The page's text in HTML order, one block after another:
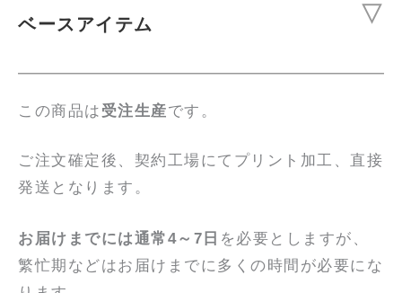
ベースアイテム
この商品は 受注生産です。
ご注文確定後、契約工場にてプリント加工、直接
発送となります。
お届けまでには通常4～7日 を必要としますが、
繁忙期などはお届けまでに多くの時間が必要にな